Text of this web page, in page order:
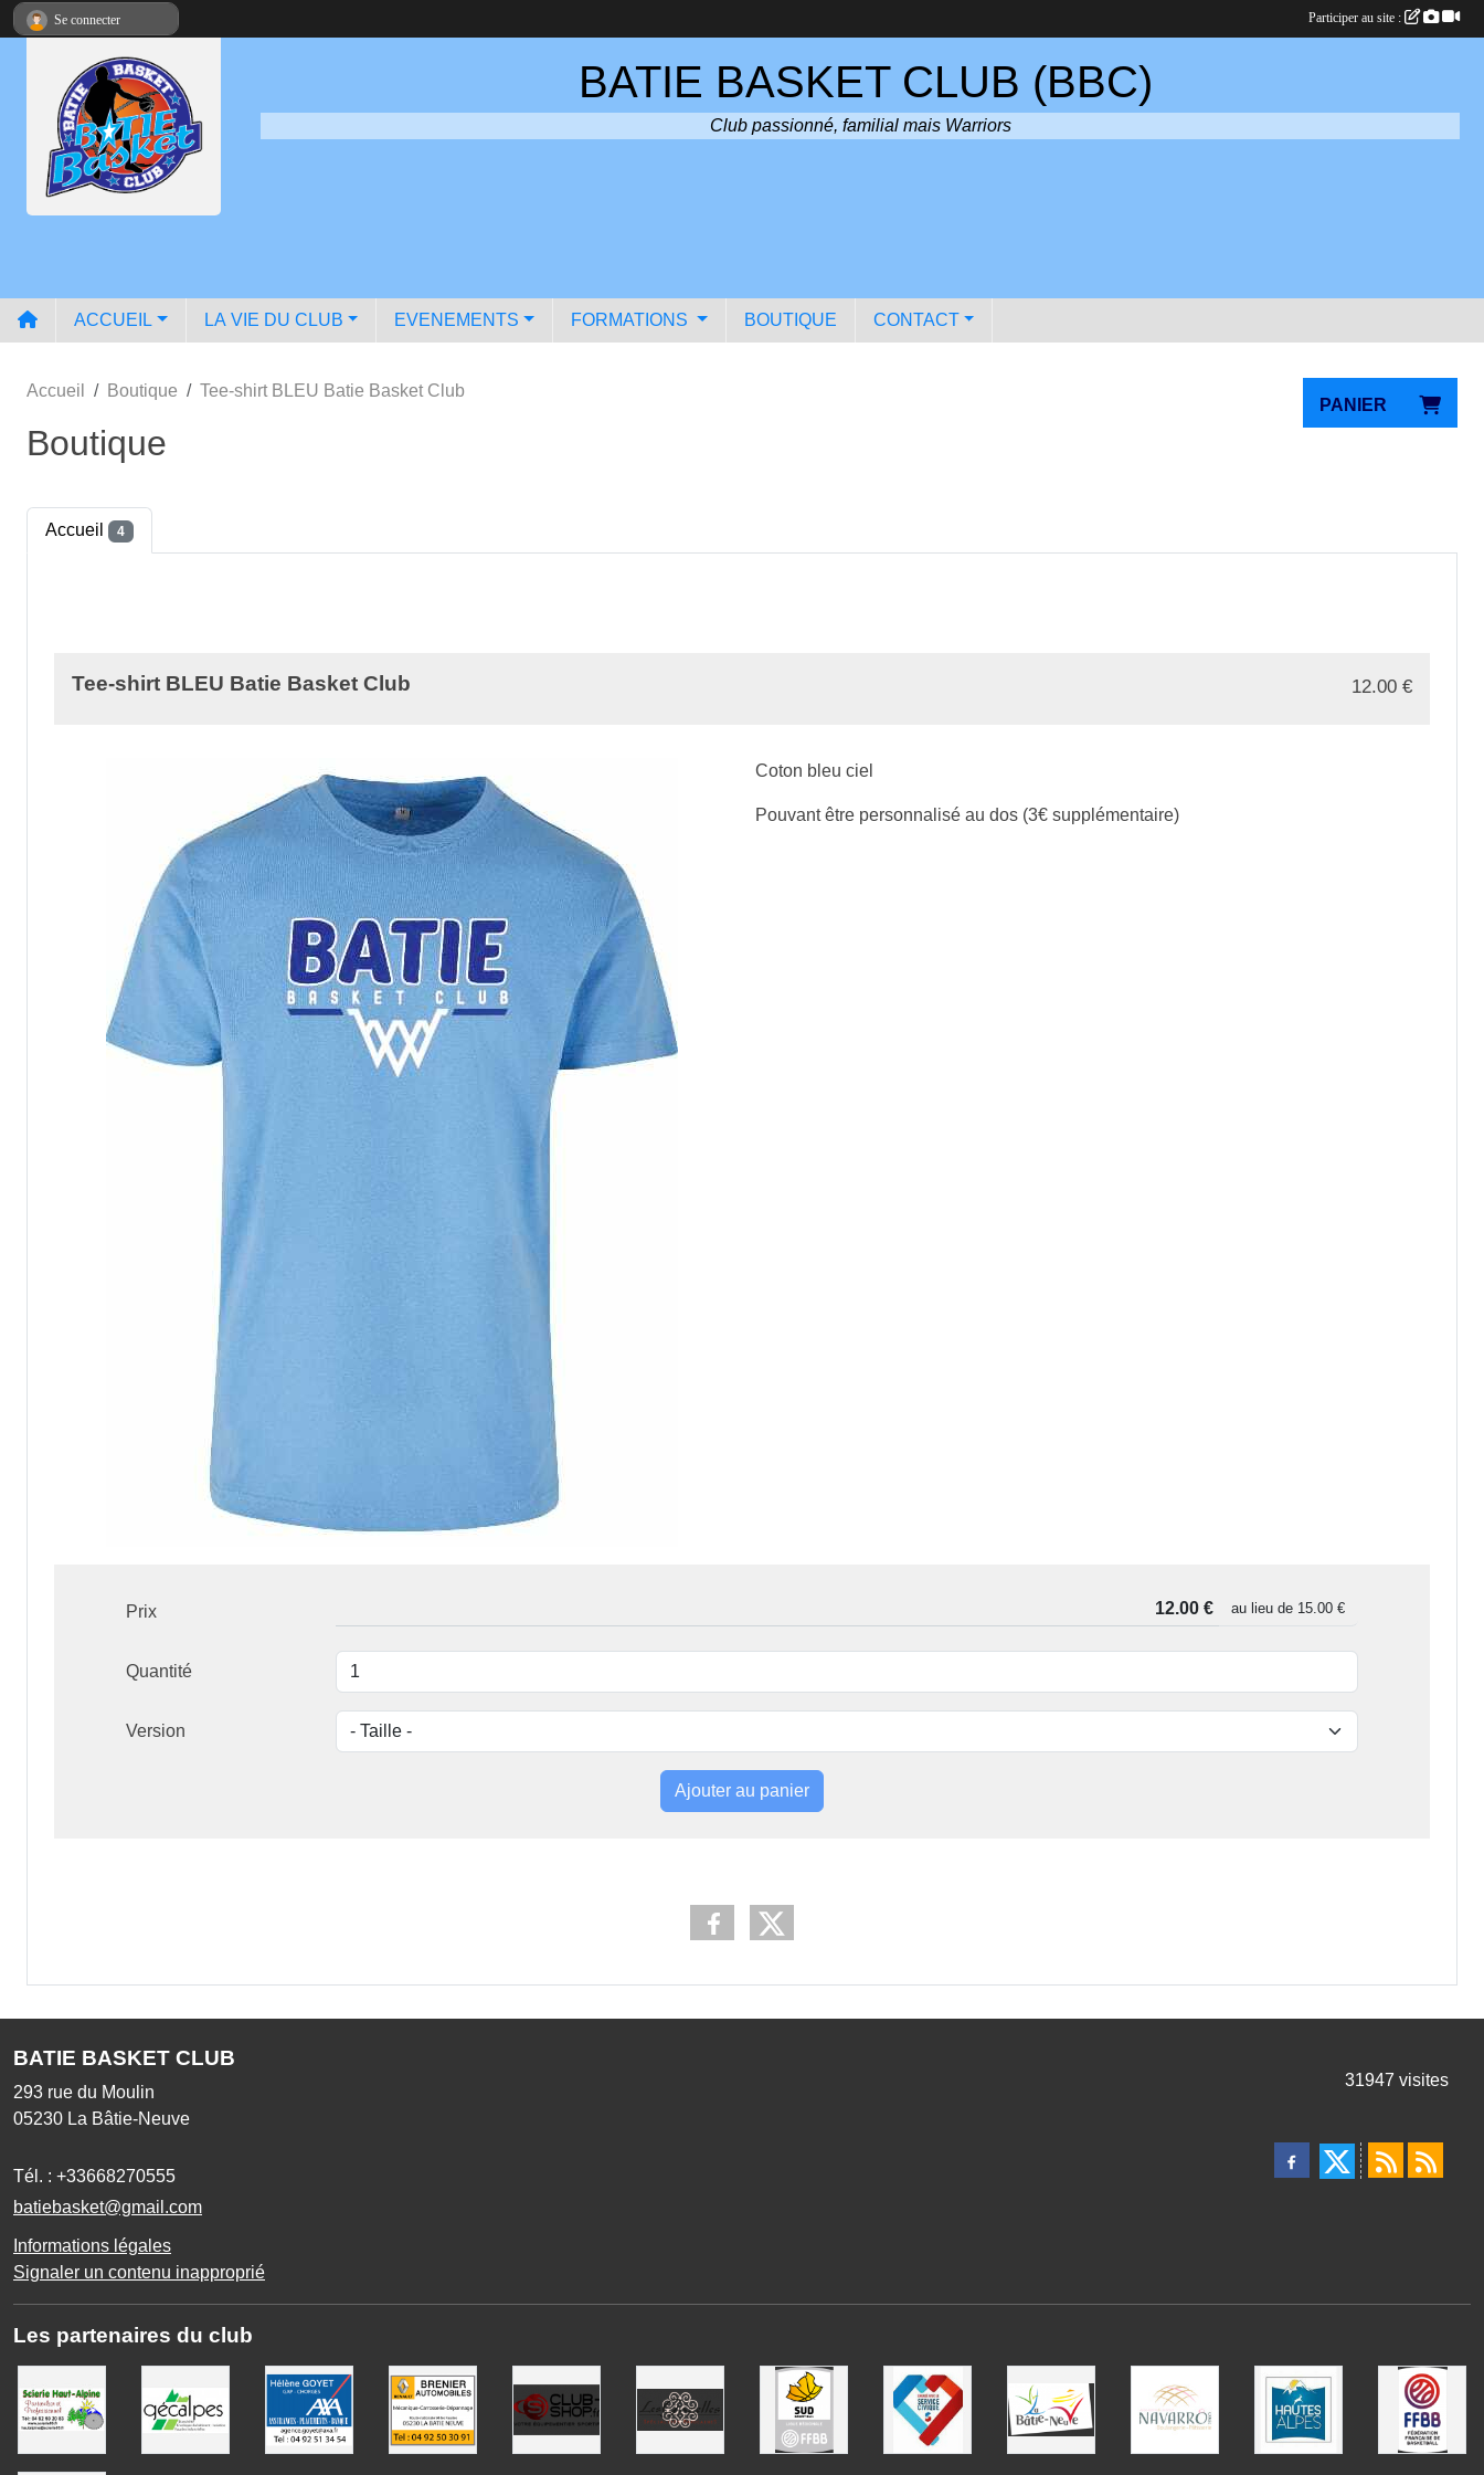
BATIE BASKET CLUB (BBC)
Club passionné, familial mais Warriors
ACCUEIL LA VIE DU CLUB EVENEMENTS FORMATIONS BOUTIQUE CONTACT
Accueil Boutique Tee-shirt BLEU Batie Basket Club
PANIER
Boutique
Accueil 4
Tee-shirt BLEU Batie Basket Club 12.00 €
Coton bleu ciel
Pouvant être personnalisé au dos (3€ supplémentaire)
Prix au lieu de 15.00 €
Quantité
Version
Ajouter au panier
BATIE BASKET CLUB
293 rue du Moulin
05230 La Bâtie-Neuve
Tél. : +33668270555
batiebasket@gmail.com
Informations légales
Signaler un contenu inapproprié
31947 visites
Les partenaires du club
Se connecter Participer au site :
Panneau de gestion des cookies